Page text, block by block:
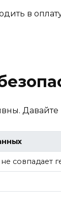
в
совпадает